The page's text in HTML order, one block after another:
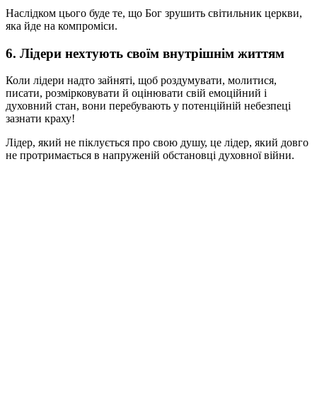
Наслідком цього буде те, що Бог зрушить світильник церкви,
яка йде на компроміси.
6. Лідери нехтують своїм внутрішнім життям
Коли лідери надто зайняті, щоб роздумувати, молитися,
писати, розмірковувати й оцінювати свій емоційний і
духовний стан, вони перебувають у потенційній небезпеці
зазнати краху!
Лідер, який не піклується про свою душу, це лідер, який довго
не протримається в напруженій обстановці духовної війни.